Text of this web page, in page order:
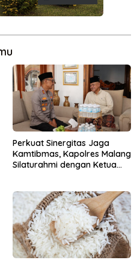
Perkuat Sinergitas Jaga
Kamtibmas, Kapolres Malang
Silaturahmi dengan Ketua